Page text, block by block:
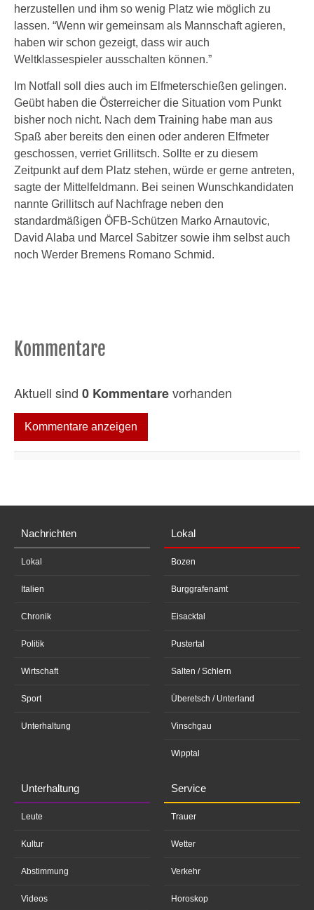
herzustellen und ihm so wenig Platz wie möglich zu
lassen. “Wenn wir gemeinsam als Mannschaft agieren,
haben wir schon gezeigt, dass wir auch
Weltklassespieler ausschalten können.”
Im Notfall soll dies auch im Elfmeterschießen gelingen.
Geübt haben die Österreicher die Situation vom Punkt
bisher noch nicht. Nach dem Training habe man aus
Spaß aber bereits den einen oder anderen Elfmeter
geschossen, verriet Grillitsch. Sollte er zu diesem
Zeitpunkt auf dem Platz stehen, würde er gerne antreten,
sagte der Mittelfeldmann. Bei seinen Wunschkandidaten
nannte Grillitsch auf Nachfrage neben den
standardmäßigen ÖFB-Schützen Marko Arnautovic,
David Alaba und Marcel Sabitzer sowie ihm selbst auch
noch Werder Bremens Romano Schmid.
Kommentare
Aktuell sind 0 Kommentarevorhanden
Kommentare anzeigen
Nachrichten
Lokal
Italien
Chronik
Politik
Wirtschaft
Sport
Unterhaltung
Lokal
Bozen
Burggrafenamt
Eisacktal
Pustertal
Salten / Schlern
Überetsch / Unterland
Vinschgau
Wipptal
Unterhaltung
Leute
Kultur
Abstimmung
Videos
Service
Trauer
Wetter
Verkehr
Horoskop